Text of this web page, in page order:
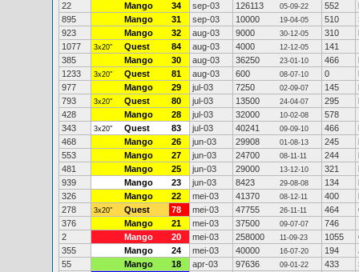
22
Mango 34 sep-03 126113 05-09-22 552
895
Mango 31 sep-03 10000 19-04-05 510
923
Mango 32 aug-03 9000 30-12-05 310
1077
3x20" Quest 84 aug-03 4000 12-12-05
141
385
Mango 30 aug-03 36250 23-01-10 466
1233
3x20" Quest 81 aug-03 600 08-07-10 0
977
Mango 29 jul-03 7250 02-09-07 145
793
3x20" Quest 80 jul-03 13500 24-04-07 295
428
Mango 28 jul-03 32000 10-02-08
578
343
3x20" Quest 83 jul-03 40241 09-09-10 466
468
Mango 26 jun-03 29908 01-08-13 245
553
Mango 27 jun-03 24700 08-11-11 244
481
Mango 25 jun-03 29000 13-12-10 321
939
Mango 23 jun-03 8423 29-08-08 134
326
Mango 22 mei-03 41370 08-12-11 400
278
3x20" Quest 78 mei-03 47755 26-11-11 464
376
Mango 21 mei-03 37500 09-07-07
746
2
Mango 20 mei-03 258000 11-09-23 1055
355
Mango 24 mei-03 40000 16-07-20 194
55
Mango 18 apr-03 97636 09-01-22 433